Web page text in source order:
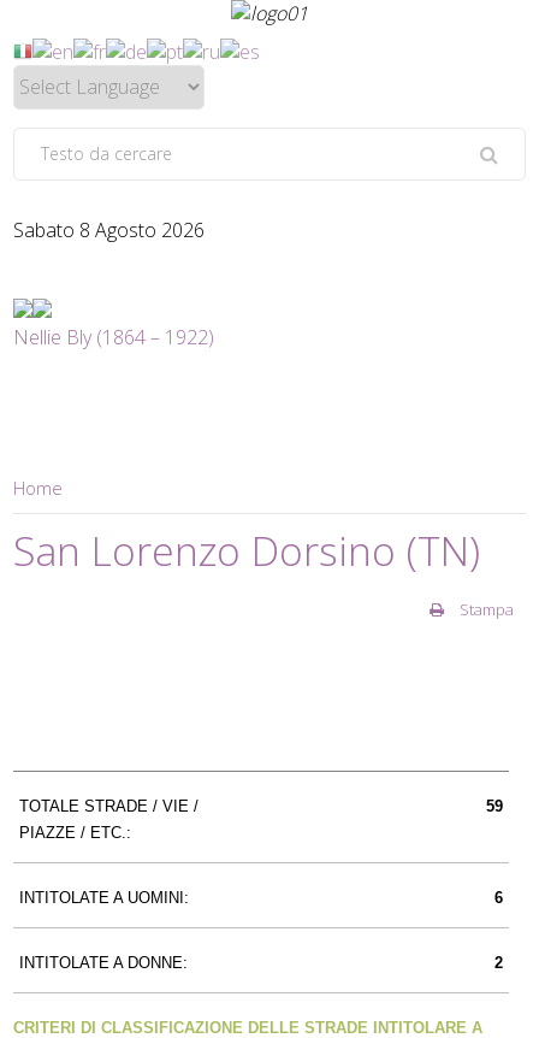
Sabato 8 Agosto 2026
Nellie Bly (1864 – 1922)
Home
San Lorenzo Dorsino (TN)
Stampa
TOTALE STRADE / VIE /
PIAZZE / ETC.:
59
INTITOLATE A UOMINI: 6
INTITOLATE A DONNE: 2
CRITERI DI CLASSIFICAZIONE DELLE STRADE INTITOLARE A